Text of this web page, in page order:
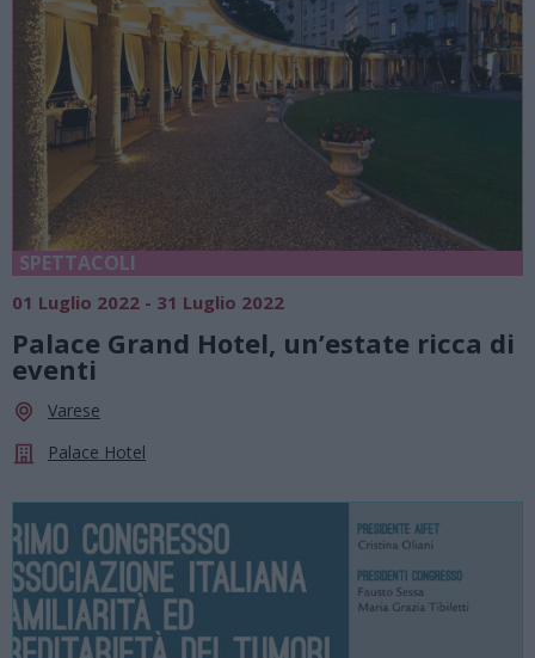
SPETTACOLI
01 Luglio 2022 - 31 Luglio 2022
Palace Grand Hotel, un’estate ricca di
eventi
Varese
Palace Hotel